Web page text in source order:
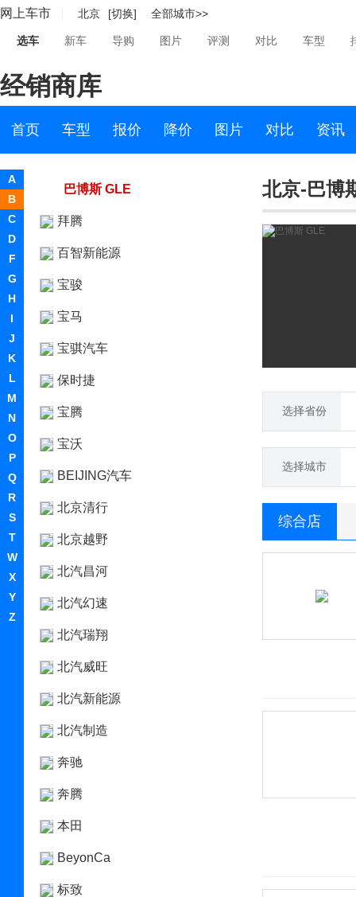
网上车市 北京 [切换] 全部城市>>
选车 新车 导购 图片 评测 对比 车型
经销商库
首页 车型 报价 降价 图片 对比 资讯
A
B
C
D
F
G
H
I
J
K
L
M
N
O
P
Q
R
S
T
W
X
Y
Z
巴博斯
巴博斯 B系
巴博斯 G级
巴博斯 GLE
拜腾
百智新能源
宝骏
宝马
宝骐汽车
保时捷
宝腾
宝沃
BEIJING汽车
北京清行
北京越野
北汽昌河
北汽幻速
北汽瑞翔
北汽威旺
北汽新能源
北汽制造
奔驰
奔腾
本田
BeyonCa
标致
北京-巴博
选择省份
选择城市
综合店